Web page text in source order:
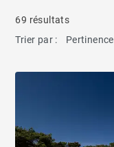
69 résultats
Trier par :
Pertinence